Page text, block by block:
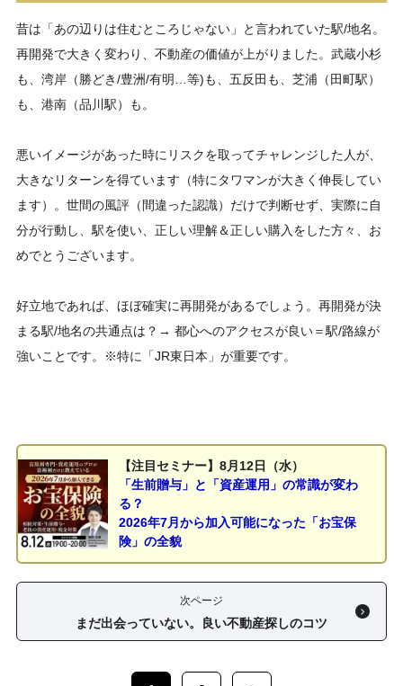
昔は「あの辺りは住むところじゃない」と言われていた駅/地名。
再開発で大きく変わり、不動産の価値が上がりました。武蔵小杉
も、湾岸（勝どき/豊洲/有明…等)も、五反田も、芝浦（田町駅）
も、港南（品川駅）も。
悪いイメージがあった時にリスクを取ってチャレンジした人が、
大きなリターンを得ています（特にタワマンが大きく伸長してい
ます）。世間の風評（間違った認識）だけで判断せず、実際に自
分が行動し、駅を使い、正しい理解＆正しい購入をした方々、お
めでとうございます。
好立地であれば、ほぼ確実に再開発があるでしょう。再開発が決
まる駅/地名の共通点は？→ 都心へのアクセスが良い＝駅/路線が
強いことです。
※特に「JR東日本」が重要です。
【注目セミナー】8月12日（水）
「生前贈与」と「資産運用」の常識が変わ
る？
2026年7月から加入可能になった「お宝保
険」の全貌
次ページ
まだ出会っていない。良い不動産探しのコツ